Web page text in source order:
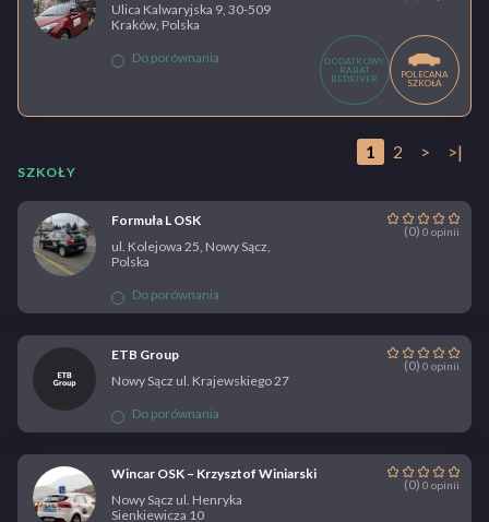
Ulica Kalwaryjska 9, 30-509
Kraków, Polska
Do porównania
DODATKOWY
RABAT
BEDRIVER
POLECANA
SZKOŁA
1 2 > >|
SZKOŁY
Formuła L OSK
(0) 0 opinii
ul. Kolejowa 25, Nowy Sącz,
Polska
Do porównania
ETB Group
(0) 0 opinii
Nowy Sącz ul. Krajewskiego 27
Do porównania
Wincar OSK – Krzysztof Winiarski
(0) 0 opinii
Nowy Sącz ul. Henryka
Sienkiewicza 10